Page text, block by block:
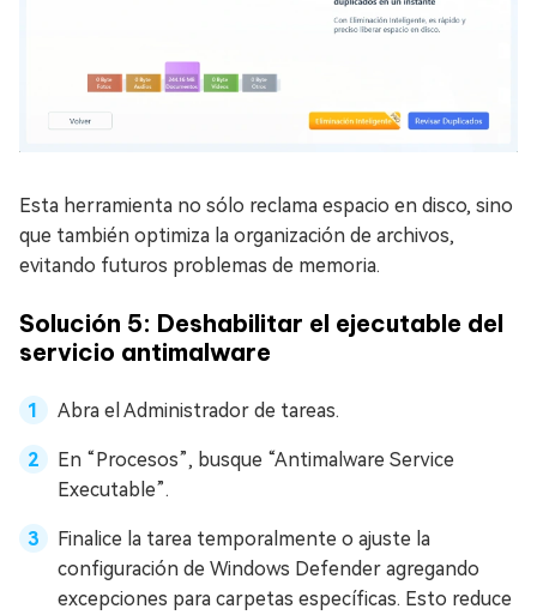
Esta herramienta no sólo reclama espacio en disco, sino
que también optimiza la organización de archivos,
evitando futuros problemas de memoria.
Solución 5: Deshabilitar el ejecutable del
servicio antimalware
Abra el Administrador de tareas.
En “Procesos”, busque “Antimalware Service
Executable”.
Finalice la tarea temporalmente o ajuste la
configuración de Windows Defender agregando
excepciones para carpetas específicas. Esto reduce